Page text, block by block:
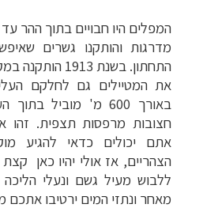
מדרגות והותקנו גשרים
התחתון. בשנת
את המטיילים גם לחלקם
באורך 600 מ' מוביל
חצובות מרפסות תצפית. זהו
אתם יכולים כדאי להגיע
הצהריים, אז אולי יהיו כאן
ללבוש מעיל גשם ונעלי
מאחר ונתזי המים ירטיבו